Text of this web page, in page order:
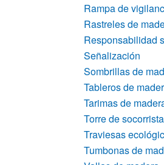
Rampa de
Rastreles de
Responsabilidad
Señalización
Sombrillas de
Tableros de
Tarimas de
Torre de socorrista
Traviesas
Tumbonas de